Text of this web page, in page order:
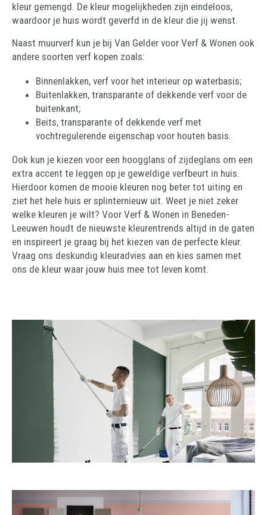
kleur gemengd. De kleur mogelijkheden zijn eindeloos,
waardoor je huis wordt geverfd in de kleur die jij wenst.
Naast muurverf kun je bij Van Gelder voor Verf & Wonen ook
andere soorten verf kopen zoals:
Binnenlakken, verf voor het interieur op waterbasis;
Buitenlakken, transparante of dekkende verf voor de
buitenkant;
Beits, transparante of dekkende verf met
vochtregulerende eigenschap voor houten basis.
Ook kun je kiezen voor een hoogglans of zijdeglans om een
extra accent te leggen op je geweldige verfbeurt in huis.
Hierdoor komen de mooie kleuren nog beter tot uiting en
ziet het hele huis er splinternieuw uit. Weet je niet zeker
welke kleuren je wilt? Voor Verf & Wonen in Beneden-
Leeuwen houdt de nieuwste kleurentrends altijd in de gaten
en inspireert je graag bij het kiezen van de perfecte kleur.
Vraag ons deskundig kleuradvies aan en kies samen met
ons de kleur waar jouw huis mee tot leven komt.